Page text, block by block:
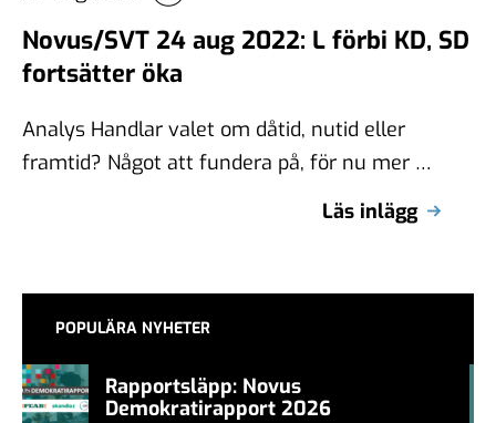
Novus/SVT 24 aug 2022: L förbi KD, SD
fortsätter öka
Analys Handlar valet om dåtid, nutid eller
framtid? Något att fundera på, för nu mer än
Läs inlägg
POPULÄRA NYHETER
Rapportsläpp: Novus
Demokratirapport 2026